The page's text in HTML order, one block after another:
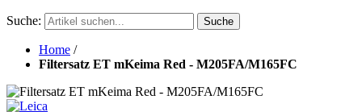
Suche: Suche
Home /
Filtersatz ET mKeima Red - M205FA/M165FC